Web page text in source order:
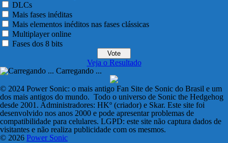
DLCs
Mais fases inéditas
Mais elementos inéditos nas fases clássicas
Multiplayer online
Fases dos 8 bits
Veja o Resultado
Carregando ...
© 2024 Power Sonic: o mais antigo Fan Site de Sonic do Brasil e um
dos mais antigos do mundo. Todo o universo de Sonic the Hedgehog
desde 2001. Administradores: HKº (criador) e Skar. Este site foi
desenvolvido nos anos 2000 e pode apresentar problemas de
compatibilidade para celulares. LGPD: este site não captura dados de
visitantes e não realiza publicidade com os mesmos.
© 2026 Power Sonic